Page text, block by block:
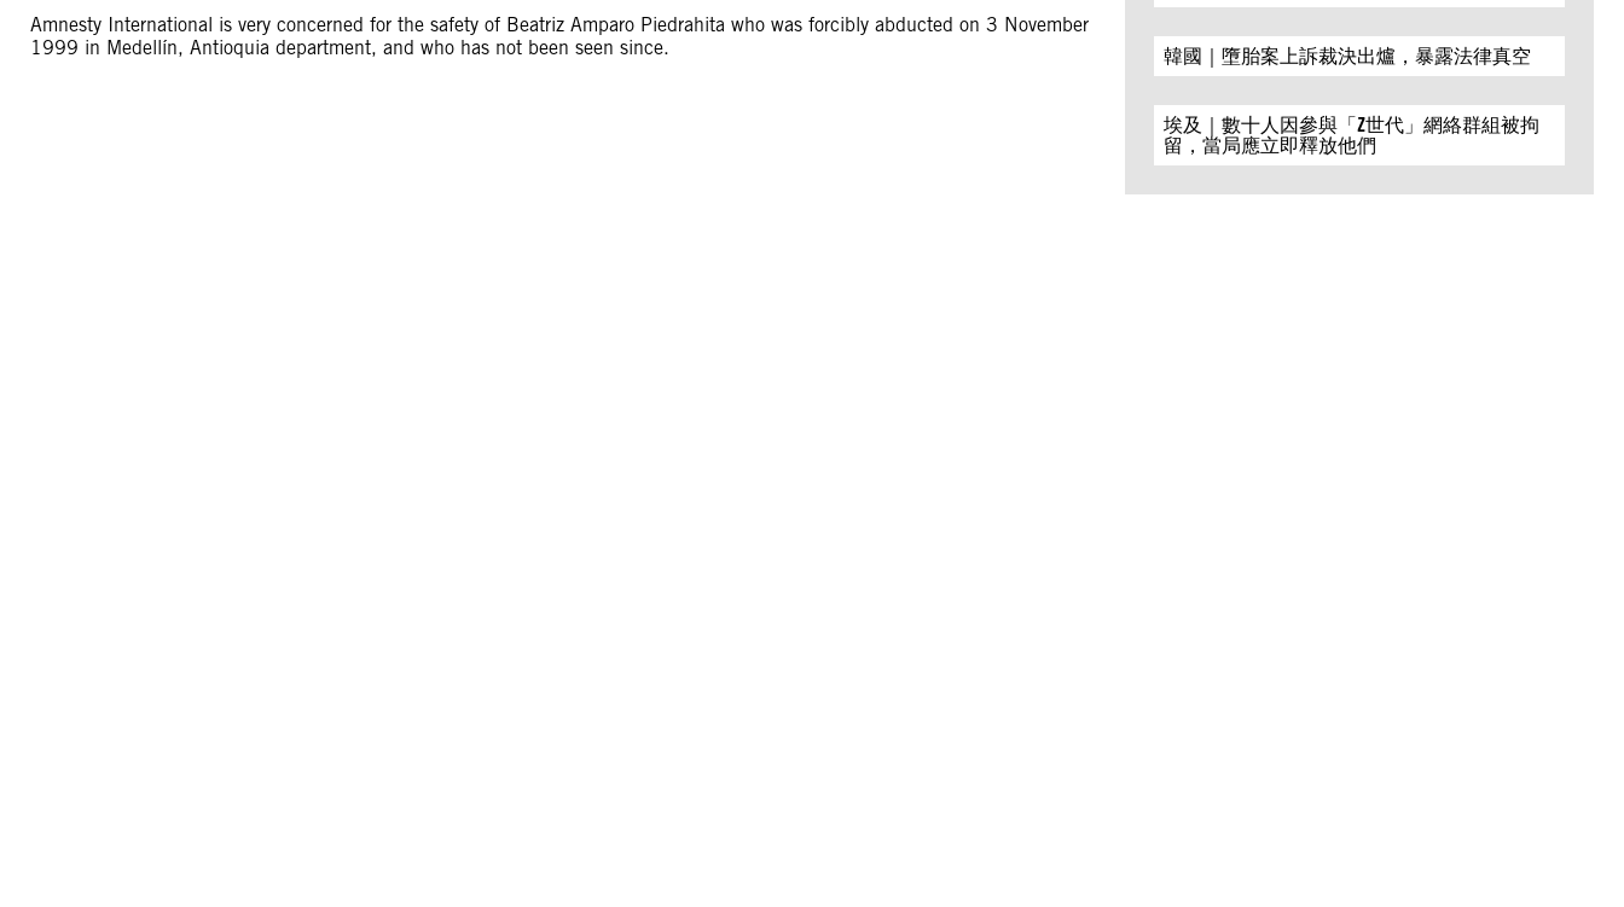
Amnesty International is very concerned for the safety of Beatriz Amparo Piedrahita who was forcibly abducted on 3 November
1999 in Medellín, Antioquia department, and who has not been seen since.
韓國｜墮胎案上訴裁決出爐，暴露法律真空
埃及｜數十人因參與「Z世代」網絡群組被拘
留，當局應立即釋放他們